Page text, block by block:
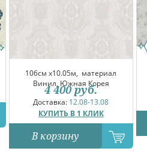
106см x10.05м, материал
Винил, Южная Корея
Доставка: 12.08-13.08
КУПИТЬ В 1 КЛИК
4 400 руб.
В корзину